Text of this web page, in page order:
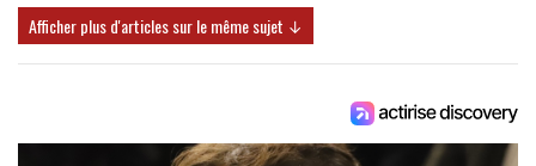
Afficher plus d'articles sur le même sujet ↓